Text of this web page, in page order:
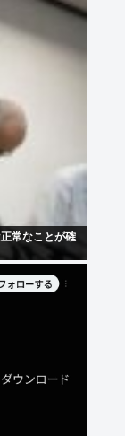
常なことが確